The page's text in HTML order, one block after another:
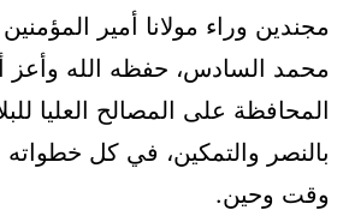
مجندين وراء مولانا أمير
محمد السادس، حفظه الله وأعز
المحافظة على المصالح العليا
بالنصر والتمكين، في كل
وقت وحين.